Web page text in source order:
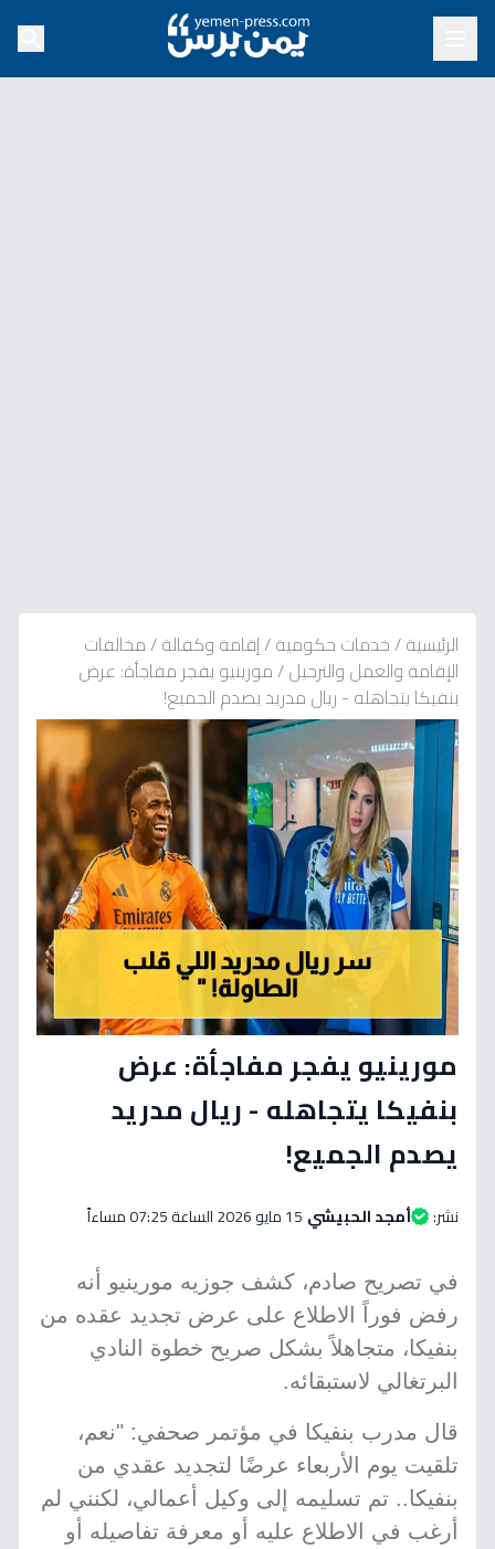
الرئيسية/خدمات حكومية/إقامة وكفالة/مخالفات
الإقامة والعمل والترحيل/مورينيو يفجر مفاجأة: عرض
بنفيكا يتجاهله - ريال مدريد يصدم الجميع!
مورينيو يفجر مفاجأة: عرض
بنفيكا يتجاهله - ريال مدريد
يصدم الجميع!
نشر: أمجد الحبيشي 15 مايو 2026 الساعة 07:25 مساءاً
في تصريح صادم، كشف جوزيه مورينيو أنه
رفض فوراً الاطلاع على عرض تجديد عقده من
بنفيكا، متجاهلاً بشكل صريح خطوة النادي
البرتغالي لاستبقائه.
قال مدرب بنفيكا في مؤتمر صحفي: "نعم،
تلقيت يوم الأربعاء عرضًا لتجديد عقدي من
بنفيكا.. تم تسليمه إلى وكيل أعمالي، لكنني لم
أرغب في الاطلاع عليه أو معرفة تفاصيله أو